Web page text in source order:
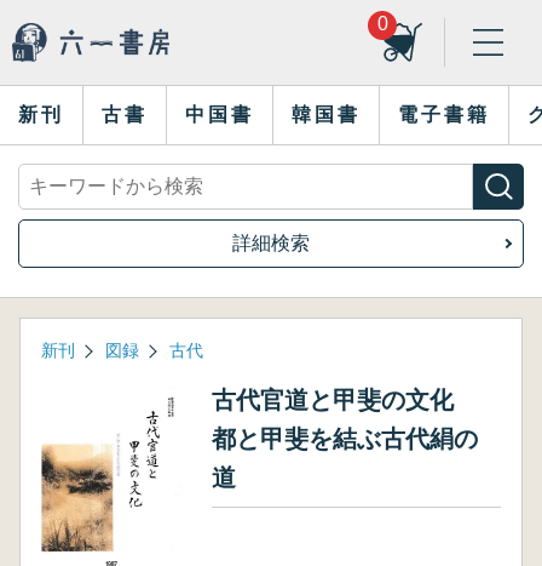
0
新刊 古書 中国書 韓国書 電子書籍
詳細検索
新刊 図録 古代
古代官道と甲斐の文化
都と甲斐を結ぶ古代絹の
道